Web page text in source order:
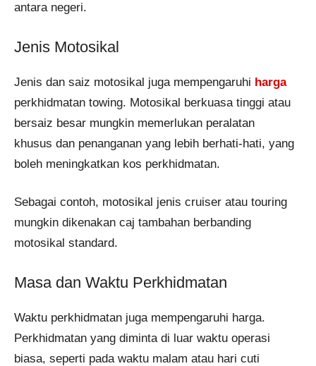
antara negeri.
Jenis Motosikal
Jenis dan saiz motosikal juga mempengaruhi harga
perkhidmatan towing. Motosikal berkuasa tinggi atau
bersaiz besar mungkin memerlukan peralatan
khusus dan penanganan yang lebih berhati-hati, yang
boleh meningkatkan kos perkhidmatan.
Sebagai contoh, motosikal jenis cruiser atau touring
mungkin dikenakan caj tambahan berbanding
motosikal standard.
Masa dan Waktu Perkhidmatan
Waktu perkhidmatan juga mempengaruhi harga.
Perkhidmatan yang diminta di luar waktu operasi
biasa, seperti pada waktu malam atau hari cuti